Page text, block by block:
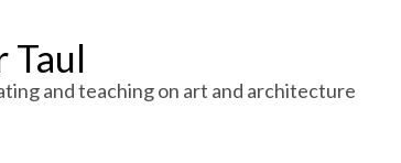
Taul
and teaching on art and architecture